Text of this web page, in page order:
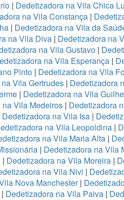
| Dedetizadora na Vila Chica
na Vila Constança|
| Dedetizadora na Vila da
na Vila Diva | Dedetizadora na
na Vila Gustavo |
na Vila Esperança|
Pinto | Dedetizadora na Vila
Vila Gertrudes | Dedetizadora
| Dedetizadora na Vila
Vila Medeiros | Dedetizadora
Dedetizadora na Vila Isa |
na Vila Leopoldina|
na Vila Maria Alta|
| Dedetizadora na Vila
| Dedetizadora na Vila Moreira|
na Vila Nivi |
Nova Manchester|
| Dedetizadora na Vila Paiva |